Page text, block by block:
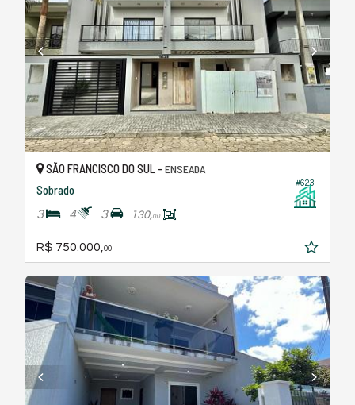
#623
SÃO FRANCISCO DO SUL - ENSEADA
Sobrado
3 4 3 130,00
R$ 750.000, 00